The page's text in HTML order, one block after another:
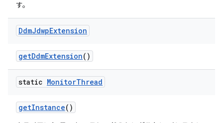
す。
DdmJdwpExtension
getDdmExtension()
static MonitorThread
getInstance()